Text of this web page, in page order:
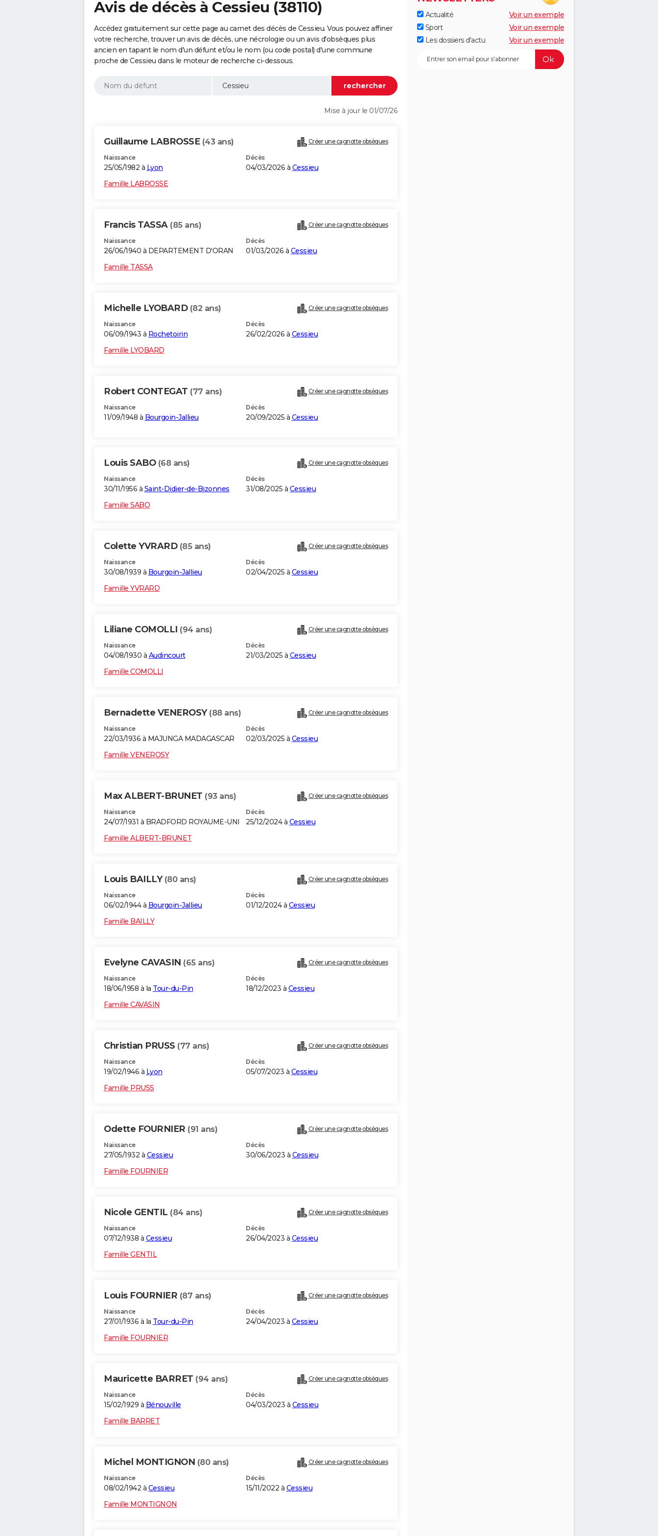
Avis de décès à Cessieu (38110)
Accédez gratuitement sur cette page au carnet des décès de Cessieu. Vous pouvez affiner
votre recherche, trouver un avis de décès, une nécrologie ou un avis d'obsèques plus
ancien en tapant le nom d'un défunt et/ou le nom (ou code postal) d'une commune
proche de Cessieu dans le moteur de recherche ci-dessous.
Mise à jour le 01/07/26
Guillaume LABROSSE (43 ans) Créer une cagnotte obsèques
Naissance
25/05/1982 à Lyon
Décès
04/03/2026 à Cessieu
Famille LABROSSE
Francis TASSA (85 ans) Créer une cagnotte obsèques
Naissance
26/06/1940 à DEPARTEMENT D'ORAN
Décès
01/03/2026 à Cessieu
Famille TASSA
Michelle LYOBARD (82 ans) Créer une cagnotte obsèques
Naissance
06/09/1943 à Rochetoirin
Décès
26/02/2026 à Cessieu
Famille LYOBARD
Robert CONTEGAT (77 ans) Créer une cagnotte obsèques
Naissance
11/09/1948 à Bourgoin-Jallieu
Décès
20/09/2025 à Cessieu
Louis SABO (68 ans) Créer une cagnotte obsèques
Naissance
30/11/1956 à Saint-Didier-de-Bizonnes
Décès
31/08/2025 à Cessieu
Famille SABO
Colette YVRARD (85 ans) Créer une cagnotte obsèques
Naissance
30/08/1939 à Bourgoin-Jallieu
Décès
02/04/2025 à Cessieu
Famille YVRARD
Liliane COMOLLI (94 ans) Créer une cagnotte obsèques
Naissance
04/08/1930 à Audincourt
Décès
21/03/2025 à Cessieu
Famille COMOLLI
Bernadette VENEROSY (88 ans) Créer une cagnotte obsèques
Naissance
22/03/1936 à MAJUNGA MADAGASCAR
Décès
02/03/2025 à Cessieu
Famille VENEROSY
Max ALBERT-BRUNET (93 ans) Créer une cagnotte obsèques
Naissance
24/07/1931 à BRADFORD ROYAUME-UNI
Décès
25/12/2024 à Cessieu
Famille ALBERT-BRUNET
Louis BAILLY (80 ans) Créer une cagnotte obsèques
Naissance
06/02/1944 à Bourgoin-Jallieu
Décès
01/12/2024 à Cessieu
Famille BAILLY
Evelyne CAVASIN (65 ans) Créer une cagnotte obsèques
Naissance
18/06/1958 à la Tour-du-Pin
Décès
18/12/2023 à Cessieu
Famille CAVASIN
Christian PRUSS (77 ans) Créer une cagnotte obsèques
Naissance
19/02/1946 à Lyon
Décès
05/07/2023 à Cessieu
Famille PRUSS
Odette FOURNIER (91 ans) Créer une cagnotte obsèques
Naissance
27/05/1932 à Cessieu
Décès
30/06/2023 à Cessieu
Famille FOURNIER
Nicole GENTIL (84 ans) Créer une cagnotte obsèques
Naissance
07/12/1938 à Cessieu
Décès
26/04/2023 à Cessieu
Famille GENTIL
Louis FOURNIER (87 ans) Créer une cagnotte obsèques
Naissance
27/01/1936 à la Tour-du-Pin
Décès
24/04/2023 à Cessieu
Famille FOURNIER
Mauricette BARRET (94 ans) Créer une cagnotte obsèques
Naissance
15/02/1929 à Bénouville
Décès
04/03/2023 à Cessieu
Famille BARRET
Michel MONTIGNON (80 ans) Créer une cagnotte obsèques
Naissance
08/02/1942 à Cessieu
Décès
15/11/2022 à Cessieu
Famille MONTIGNON
Actualité
Voir un exemple
Sport
Voir un exemple
Les dossiers d'actu
Voir un exemple